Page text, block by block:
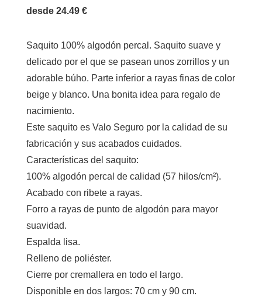
desde 24.49 €
Saquito 100% algodón percal. Saquito suave y
delicado por el que se pasean unos zorrillos y un
adorable búho. Parte inferior a rayas finas de color
beige y blanco. Una bonita idea para regalo de
nacimiento.
Este saquito es Valo Seguro por la calidad de su
fabricación y sus acabados cuidados.
Características del saquito:
100% algodón percal de calidad (57 hilos/cm²).
Acabado con ribete a rayas.
Forro a rayas de punto de algodón para mayor
suavidad.
Espalda lisa.
Relleno de poliéster.
Cierre por cremallera en todo el largo.
Disponible en dos largos: 70 cm y 90 cm.